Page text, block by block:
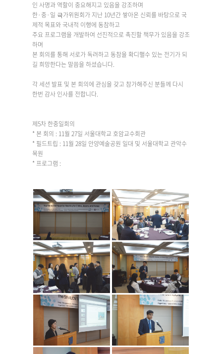
인 사명과 역할이 중요해지고 있음을 강조하며
한·중·일 귝가위원회가 지난 10년간 쌓아온 신뢰를 바탕으로 국
제적 목표와 국내적 이행에 동참하고
주요 프로그램을 개발하여 선진적으로 촉진할 책무가 있음을 강조
하며
본 회의를 통해 서로가 독려하고 동참을 확디핼수 있는 전기가 되
길 희망한다는 말씀을 하셨습니다.
각 세션 발표 및 본 회의에 관심을 갖고 참가해주신 분들께 다시
한번 감사 인사를 전합니다.
제5차 한중일회의
* 본 회의 : 11월 27일 서울대학교 호암교수회관
* 필드트립 : 11월 28일 안양예술공원 일대 및 서울대학교 관악수
목원
* 프로그램 :